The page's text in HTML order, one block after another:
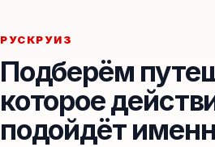
РУСКРУИЗ
Подберём
которое
подойдёт